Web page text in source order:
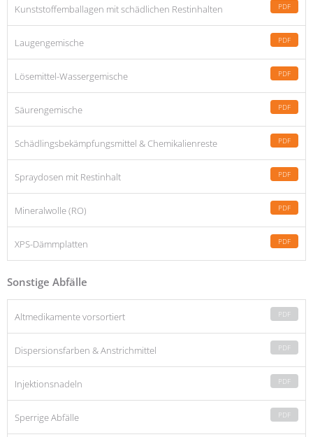
Kunststoffemballagen mit schädlichen Restinhalten PDF
Laugengemische PDF
Lösemittel-Wassergemische PDF
Säurengemische PDF
Schädlingsbekämpfungsmittel & Chemikalienreste PDF
Spraydosen mit Restinhalt PDF
Mineralwolle (RO) PDF
XPS-Dämmplatten PDF
Sonstige Abfälle
Altmedikamente vorsortiert PDF
Dispersionsfarben & Anstrichmittel PDF
Injektionsnadeln PDF
Sperrige Abfälle PDF